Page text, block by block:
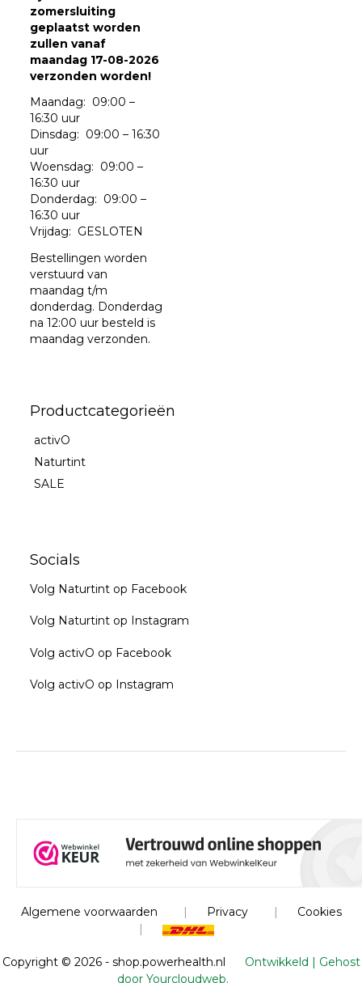
zomersluiting
geplaatst worden
zullen vanaf
maandag 17-08-2026
verzonden worden!
Maandag: 09:00 –
16:30 uur
Dinsdag: 09:00 – 16:30
uur
Woensdag: 09:00 –
16:30 uur
Donderdag: 09:00 –
16:30 uur
Vrijdag: GESLOTEN
Bestellingen worden
verstuurd van
maandag t/m
donderdag. Donderdag
na 12:00 uur besteld is
maandag verzonden.
Productcategorieën
activO
Naturtint
SALE
Socials
Volg Naturtint op Facebook
Volg Naturtint op Instagram
Volg activO op Facebook
Volg activO op Instagram
Algemene voorwaarden Privacy
Cookies
Copyright © 2026 - shop.powerhealth.nl
Ontwikkeld | Gehost
door Yourcloudweb.